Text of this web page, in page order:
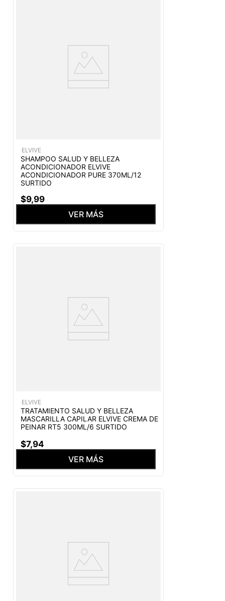
ELVIVE
SHAMPOO SALUD Y BELLEZA
ACONDICIONADOR ELVIVE
ACONDICIONADOR PURE 370ML/12
SURTIDO
$9,99
VER MÁS
ELVIVE
TRATAMIENTO SALUD Y BELLEZA
MASCARILLA CAPILAR ELVIVE CREMA DE
PEINAR RT5 300ML/6 SURTIDO
$7,94
VER MÁS